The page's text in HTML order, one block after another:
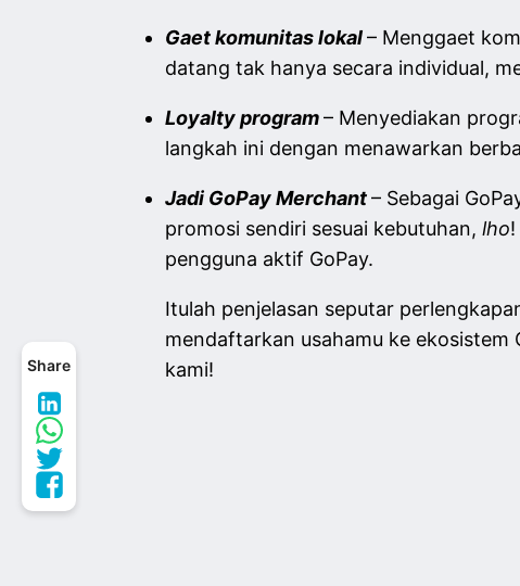
Share
Gaet komunitas lokal– Menggaet
datang tak hanya secara individual,
Loyalty program– Menyediakan
langkah ini dengan menawarkan
Jadi GoPay Merchant– Sebagai
promosi sendiri sesuai kebutuhan, lho
pengguna aktif GoPay.
Itulah penjelasan seputar
mendaftarkan usahamu ke ekosistem
kami!